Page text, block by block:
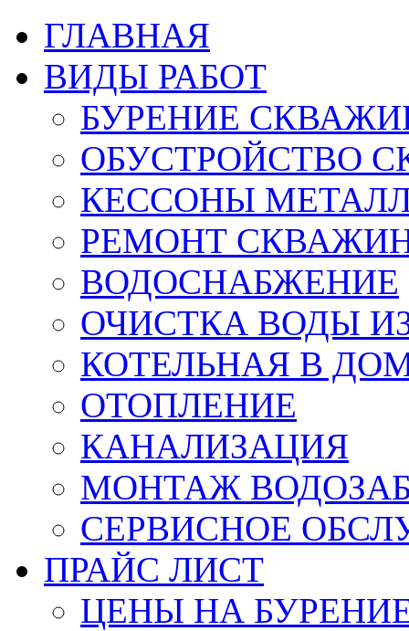
ГЛАВНАЯ
ВИДЫ РАБОТ
БУРЕНИЕ
ОБУСТРОЙСТВО
КЕССОНЫ
РЕМОНТ
ВОДОСНАБЖЕНИЕ
ОЧИСТКА ВОДЫ
КОТЕЛЬНАЯ В
ОТОПЛЕНИЕ
КАНАЛИЗАЦИЯ
МОНТАЖ
СЕРВИСНОЕ
ПРАЙС ЛИСТ
ЦЕНЫ НА